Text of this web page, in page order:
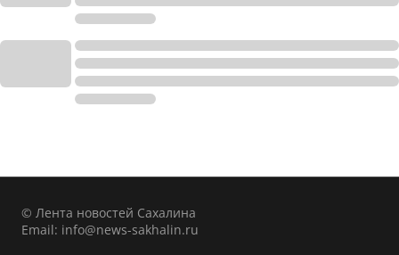
© Лента новостей Сахалина
Email: info@news-sakhalin.ru